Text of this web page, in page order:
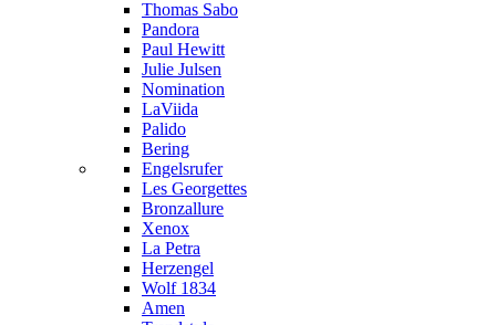
Thomas Sabo
Pandora
Paul Hewitt
Julie Julsen
Nomination
LaViida
Palido
Bering
Engelsrufer
Les Georgettes
Bronzallure
Xenox
La Petra
Herzengel
Wolf 1834
Amen